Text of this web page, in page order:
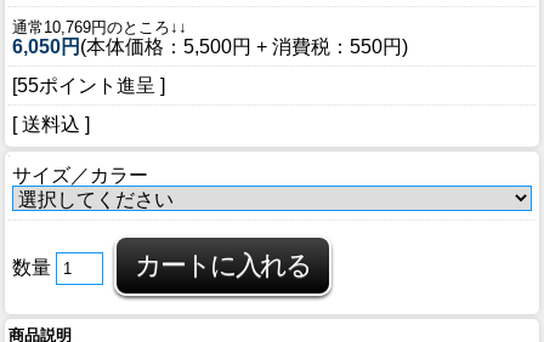
通常10,769円のところ↓↓
6,050円 (本体価格：5,500円 + 消費税：550円)
[55ポイント進呈 ]
[ 送料込 ]
サイズ／カラー
数量
商品説明